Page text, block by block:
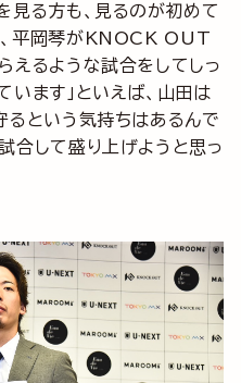
見る方も、見るのが初めて
、平岡琴がKNOCK OUT
えるような試合をしてしっ
います」といえば、山田は
るという気持ちはあるんで
合して盛り上げようと思っ